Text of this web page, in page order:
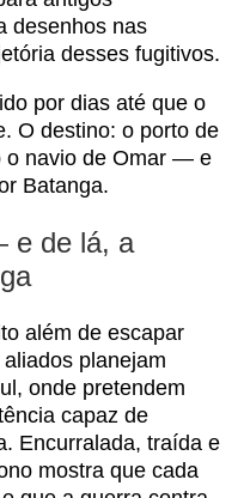
desenhos nas
desses fugitivos.
por dias até que o
O destino: o porto de
o navio de Omar — e
Batanga.
e de lá, a
além de escapar
planejam
onde pretendem
capaz de
Encurralada, traída e
mostra que cada